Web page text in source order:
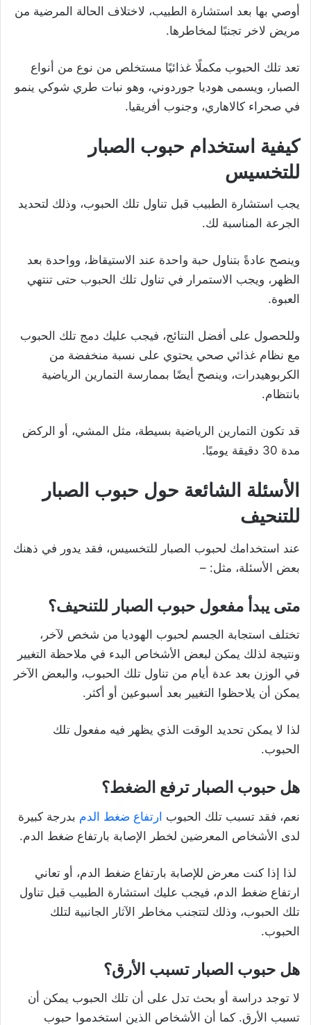
أوصي بها بعد استشارة الطبيب، لاختلاف الحالة المرضية من
مريض لاخر تجنبًا لمخاطرها.
تعد تلك الحبوب مكملًا غذائيًا مستخلص من نوع من أنواع
الصبار، ويسمى هوديا جوردوني، وهو نبات طري شوكي ينمو
في صحراء كالاهاري، وجنوب أفريقيا.
كيفية استخدام حبوب الصبار
للتخسيس
يجب استشارة الطبيب قبل تناول تلك الحبوب، وذلك لتحديد
الجرعة المناسبة لك.
وينصح عادةً بتناول حبة واحدة عند الاستيقاظ، وواحدة بعد
الظهر، ويجب الاستمرار في تناول تلك الحبوب حتى تنتهي
العبوة.
وللحصول على أفضل النتائج، فيجب عليك دمج تلك الحبوب
مع نظام غذائي صحي يحتوي على نسبة منخفضة من
الكربوهيدرات، وينصح أيضًا بممارسة التمارين الرياضية
بانتظام.
قد تكون التمارين الرياضية بسيطة، مثل المشي، أو الركض
مدة 30 دقيقة يوميًا.
الأسئلة الشائعة حول حبوب الصبار
للتنحيف
عند استخدامك لحبوب الصبار للتخسيس، فقد يدور في ذهنك
بعض الأسئلة، مثل: –
متى يبدأ مفعول حبوب الصبار للتنحيف؟
تختلف استجابة الجسم لحبوب الهوديا من شخص لآخر،
ونتيجة لذلك يمكن لبعض الأشخاص البدء في ملاحظة التغيير
في الوزن بعد عدة أيام من تناول تلك الحبوب، والبعض الآخر
يمكن أن يلاحظوا التغيير بعد أسبوعين أو أكثر.
لذا لا يمكن تحديد الوقت الذي يظهر فيه مفعول تلك
الحبوب.
هل حبوب الصبار ترفع الضغط؟
نعم، فقد تسبب تلك الحبوب ارتفاع ضغط الدم بدرجة كبيرة
لدى الأشخاص المعرضين لخطر الإصابة بارتفاع ضغط الدم.
لذا إذا كنت معرض للإصابة بارتفاع ضغط الدم، أو تعاني
ارتفاع ضغط الدم، فيجب عليك استشارة الطبيب قبل تناول
تلك الحبوب، وذلك لتتجنب مخاطر الآثار الجانبية لتلك
الحبوب.
هل حبوب الصبار تسبب الأرق؟
لا توجد دراسة أو بحث تدل على أن تلك الحبوب يمكن أن
تسبب الأرق. كما أن الأشخاص الذين استخدموا حبوب